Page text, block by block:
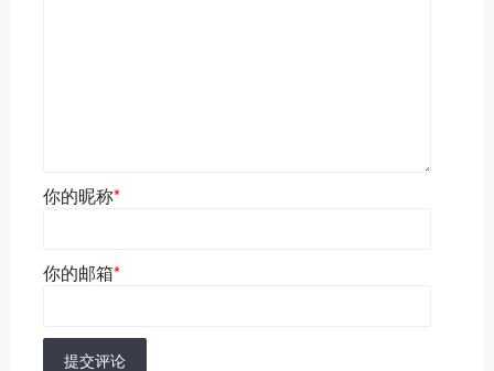
你的昵称*
你的邮箱*
提交评论